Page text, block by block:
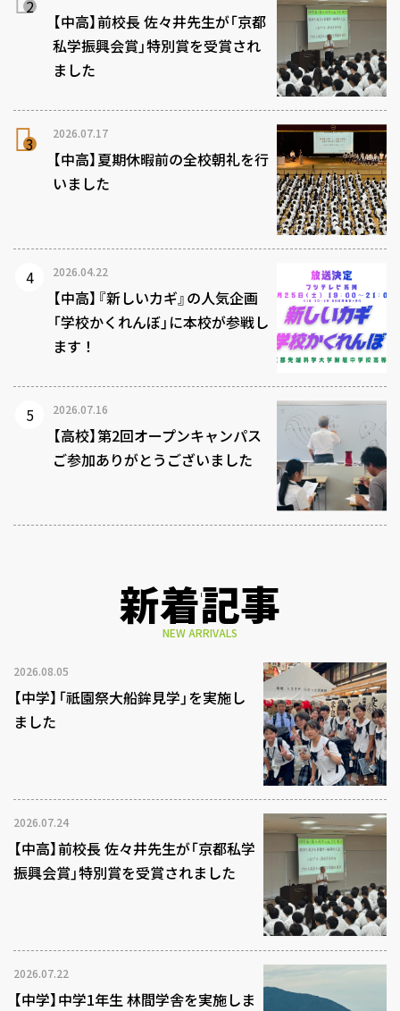
【中高】前校長 佐々井先生が「京都
私学振興会賞」特別賞を受賞され
ました
2026.07.17
【中高】夏期休暇前の全校朝礼を行
いました
2026.04.22
【中高】『新しいカギ』の人気企画
「学校かくれんぼ」に本校が参戦し
ます！
2026.07.16
【高校】第2回オープンキャンパス
ご参加ありがとうございました
新着記事
NEW ARRIVALS
2026.08.05
【中学】「祇園祭大船鉾見学」を実施し
ました
2026.07.24
【中高】前校長 佐々井先生が「京都私学
振興会賞」特別賞を受賞されました
2026.07.22
【中学】中学1年生 林間学舎を実施しま